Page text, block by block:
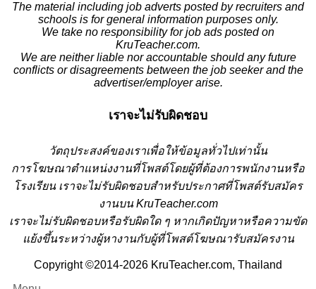
The material including job adverts posted by recruiters and
schools is for general information purposes only.
We take no responsibility for job ads posted on
KruTeacher.com.
We are neither liable nor accountable should any future
conflicts or disagreements between the job seeker and the
advertiser/employer arise.
เราจะไม่รับผิดชอบ
วัตถุประสงค์ของเราเพื่อให้ข้อมูลทั่วไปเท่านั้น
การโฆษณาตำแหน่งงานที่โพสต์โดยผู้ที่ต้องการพนักงานหรือ
โรงเรียน เราจะไม่รับผิดชอบสำหรับประกาศที่โพสต์รับสมัคร
งานบน KruTeacher.com
เราจะไม่รับผิดชอบหรือรับผิดใด ๆ หากเกิดปัญหาหรือความขัด
แย้งขึ้นระหว่างผู้หางานกับผู้ที่โพสต์โฆษณารับสมัครงาน
Copyright ©2014-2026 KruTeacher.com, Thailand